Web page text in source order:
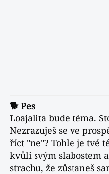
🐕 Pes
Loajalita bude téma.
Nezrazuješ se ve
říct "ne"? Tohle je tvé
kvůli svým slabostem
strachu, že zůstaneš